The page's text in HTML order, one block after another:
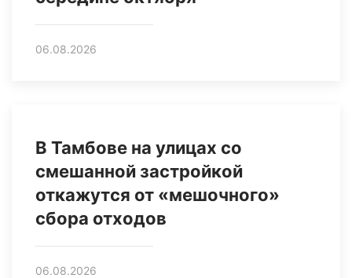
06.08.2026
В Тамбове на улицах со
смешанной застройкой
откажутся от «мешочного»
сбора отходов
06.08.2026